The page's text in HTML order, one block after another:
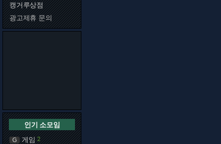
캥거루상점
광고제휴 문의
인기 소모임
G 게임 2